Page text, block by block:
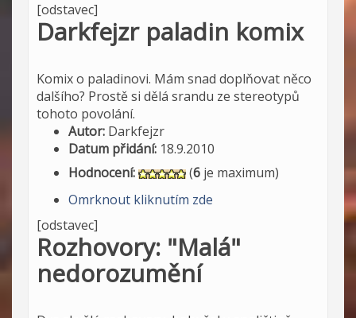
[odstavec]
Darkfejzr paladin komix
Komix o paladinovi. Mám snad doplňovat něco
dalšího? Prostě si dělá srandu ze stereotypů
tohoto povolání.
Autor: Darkfejzr
Datum přidání: 18.9.2010
Hodnocení:
(6 je maximum)
Omrknout kliknutím zde
[odstavec]
Rozhovory: "Malá"
nedorozumění